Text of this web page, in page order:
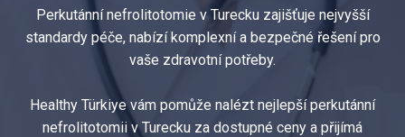
Perkutánní nefrolitotomie v Turecku zajišťuje nejvyšší
standardy péče, nabízí komplexní a bezpečné řešení pro
vaše zdravotní potřeby.
Healthy Türkiye vám pomůže nalézt nejlepší perkutánní
nefrolitotomii v Turecku za dostupné ceny a přijímá